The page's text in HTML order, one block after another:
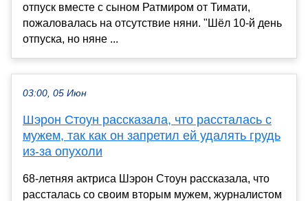
отпуск вместе с сыном Ратмиром от Тимати,
пожаловалась на отсутствие няни. "Шёл 10-й день
отпуска, но няне ...
03:00, 05 Июн
Шэрон Стоун рассказала, что рассталась с
мужем, так как он запретил ей удалять грудь
из-за опухоли
68-летняя актриса Шэрон Стоун рассказала, что
рассталась со своим вторым мужем, журналистом